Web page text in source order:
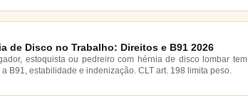
de Disco no Trabalho: Direitos e B91 2026
estoquista ou pedreiro com hérnia de disco lombar tem
B91, estabilidade e indenização. CLT art. 198 limita peso.